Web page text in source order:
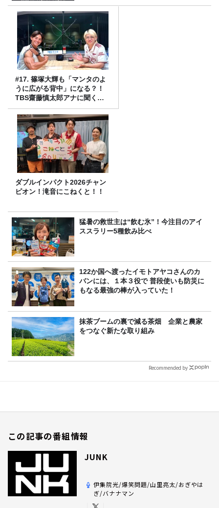
#17. 篠塚大輝も「マンタのよ
うに広がる背中」になる？！
TBS齋藤慎太郎アナに聞くメ
ンズフィジークの魅力！！
ダブルインパクト2026チャン
ピオン！滝音にこねくと！！
猛暑の救世主は“飲む氷”！今注目のアイ
ススラリー5種飲み比べ
122か国へ渡ったイモトアヤコさんのカ
バンには、１本３役で 普段使いも防災に
もなる最強の棒が入っていた！
抹茶ブームの裏で減る茶畑 企業と農家
をつなぐ新たな取り組み
Recommended by
この記事の番組情報
JUNK
伊集院光/爆笑問題/山里亮太/おぎやは
ぎ/バナナマン